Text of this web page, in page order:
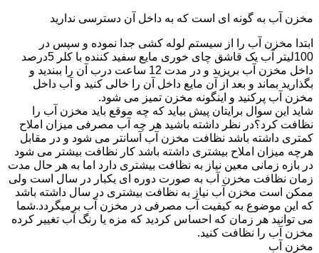
مخزن آب به گونه ای است که به داخل آن دسترسی ندارید
ابتدا مخزن آب را از سیستم لوله کشی جدا نموده و سپس در
100لیتر آب یک قاشق چای خوری مایع سفید کننده با کلر 5درصد
داخل مخزن آب بریزید و در مدت 12 ساعت درب آن را ببندید و
بگذارید بماند و بعد از آن مایع داخل آن را خالی کنید و آب داخل
مخزن آب پرکنید و اینگونه مخزن تمیز می شود.
شاید این سوال برایتان پیش بیاید که چه موقع باید مخزن آب را
نظافت کرد؟در نظر داشته باشید هر چه آب مصرفی میزان املاح
کمتری داشته باشد نظافت مخزن آب آسانتر می شود و در مقابل
هرچه میزان املاح بیشتری داشته باشد کار نظافت بیشتر می شود
در بازه زمانی معین نیاز به نظافت بیشتری دارد اما به هر حال مدت
زمان نظافت مخزن آب به صورت دوره ای یکبار در سال است ولی
ممکن است مخزن آب نیاز به نظافت بیشتری در سال داشته باشد
که این موضوع به کیفیت آب مصرفی در مخزن آب برمیگردد.شما
می توانید هر زمان که احساس کردید که مزه یا رنگ آب تغییر کرده
مخزن آب را نظافت کنید.
مخزن آب